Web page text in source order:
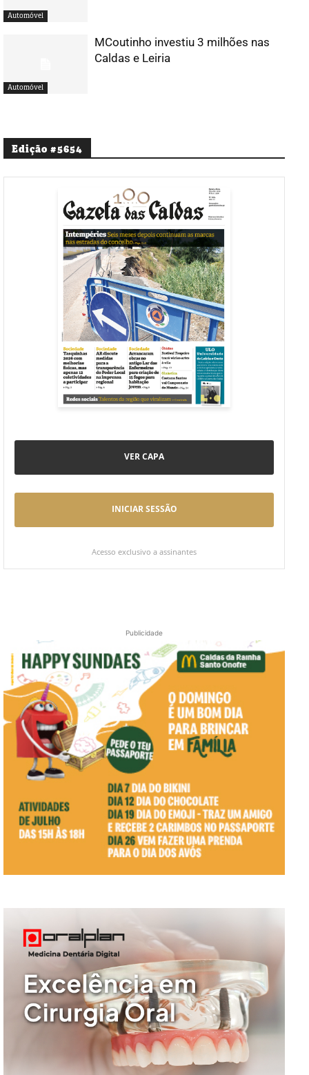
Automóvel
Automóvel
MCoutinho investiu 3 milhões nas
Caldas e Leiria
Edição #5654
VER CAPA
INICIAR SESSÃO
Acesso exclusivo a assinantes
Publicidade